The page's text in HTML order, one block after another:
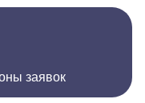
заявок